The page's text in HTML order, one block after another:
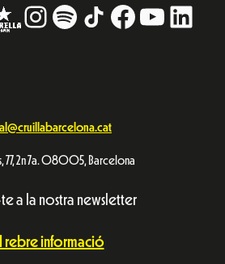
Instagram
# TikTokFacebook
77, 2n 7a. 08005, Barcelona
a la nostra newsletter
rebre informació